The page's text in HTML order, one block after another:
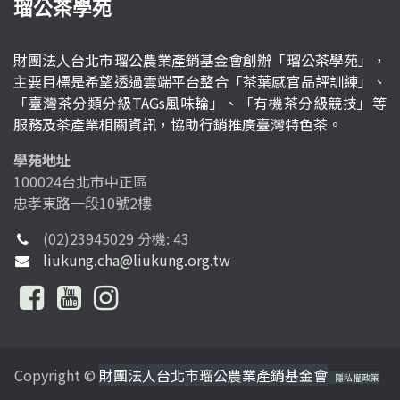
瑠公茶學苑
財團法人台北市瑠公農業產銷基金會創辦「瑠公茶學苑」，
主要目標是希望透過雲端平台整合「茶葉感官品評訓練」、
「臺灣茶分類分級TAGs風味輪」、「有機茶分級競技」等
服務及茶產業相關資訊，協助行銷推廣臺灣特色茶。
學苑地址
100024台北市中正區
忠孝東路一段10號2樓
(02)23945029 分機: 43
liukung.cha@liukung.org.tw
Copyright © 財團法人台北市瑠公農業產銷基金會 隱私權政策